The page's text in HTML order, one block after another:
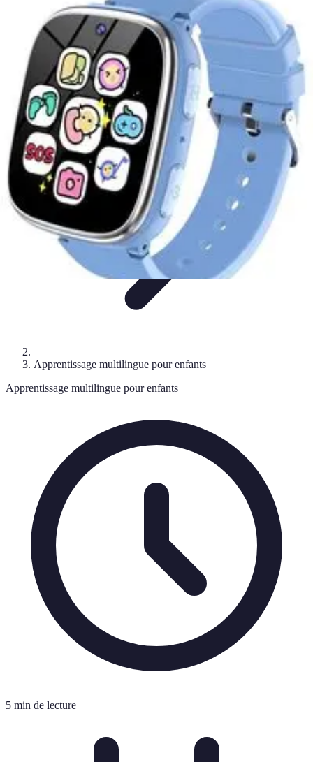
Polyglotte Junior
Avantages Conseils et StratégiesRecherches et
Développements Comparaisons Astuces et Conseils
Polyglotte Junior
Apprentissage multilingue pour enfants
Apprentissage multilingue pour enfants
5 min de lecture